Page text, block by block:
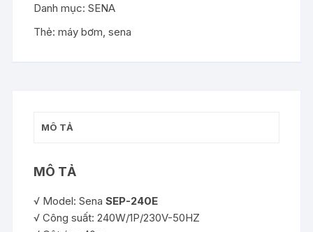
Danh mục:SENA
Thẻ:máy bơm ,sena
MÔ TẢ
MÔ TẢ
√ Model: SenaSEP-240E
√ Công suất: 240W/1P/230V-50HZ